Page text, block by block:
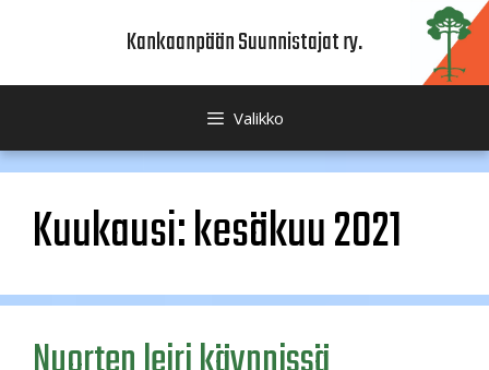
Kankaanpään Suunnistajat ry.
Valikko
Kuukausi:kesäkuu 2021